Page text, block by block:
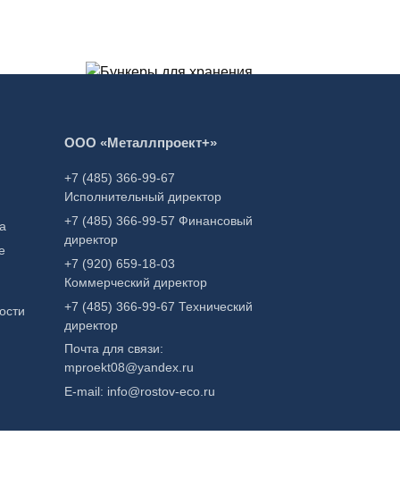
корма
ООО «Металлпроект+»
+7 (485) 366-99-67
Исполнительный директор
+7 (485) 366-99-57 Финансовый
директор
+7 (920) 659-18-03
Коммерческий директор
+7 (485) 366-99-67 Технический
директор
Почта для связи:
mproekt08@yandex.ru
E-mail: info@rostov-eco.ru